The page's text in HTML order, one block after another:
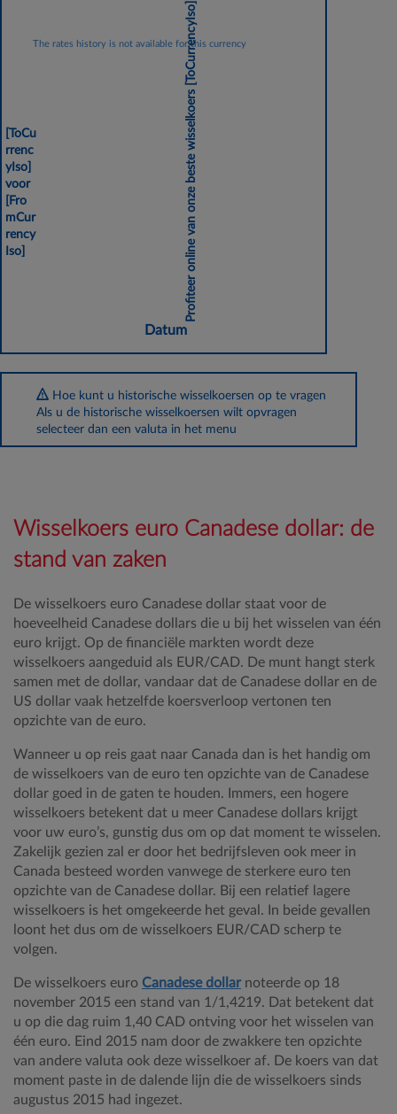
[ToCu
rrenc
yIso]
voor
[Fro
mCur
rency
Iso]
Profiteer online van onze beste wisselkoers
[ToCurrencyIso]
The rates history is not available for this currency
Datum
Hoe kunt u historische wisselkoersen op te vragen
Als u de historische wisselkoersen wilt opvragen
selecteer dan een valuta in het menu
Wisselkoers euro Canadese dollar: de
stand van zaken
De wisselkoers euro Canadese dollar staat voor de
hoeveelheid Canadese dollars die u bij het wisselen van één
euro krijgt. Op de financiële markten wordt deze
wisselkoers aangeduid als EUR/CAD. De munt hangt sterk
samen met de dollar, vandaar dat de Canadese dollar en de
US dollar vaak hetzelfde koersverloop vertonen ten
opzichte van de euro.
Wanneer u op reis gaat naar Canada dan is het handig om
de wisselkoers van de euro ten opzichte van de Canadese
dollar goed in de gaten te houden. Immers, een hogere
wisselkoers betekent dat u meer Canadese dollars krijgt
voor uw euro’s, gunstig dus om op dat moment te wisselen.
Zakelijk gezien zal er door het bedrijfsleven ook meer in
Canada besteed worden vanwege de sterkere euro ten
opzichte van de Canadese dollar. Bij een relatief lagere
wisselkoers is het omgekeerde het geval. In beide gevallen
loont het dus om de wisselkoers EUR/CAD scherp te
volgen.
De wisselkoers euro Canadese dollarnoteerde op 18
november 2015 een stand van 1/1,4219. Dat betekent dat
u op die dag ruim 1,40 CAD ontving voor het wisselen van
één euro. Eind 2015 nam door de zwakkere ten opzichte
van andere valuta ook deze wisselkoer af. De koers van dat
moment paste in de dalende lijn die de wisselkoers sinds
augustus 2015 had ingezet.